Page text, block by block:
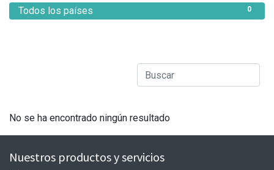
0
Todos los países
No se ha encontrado ningún resultado
Nuestros productos y servicios